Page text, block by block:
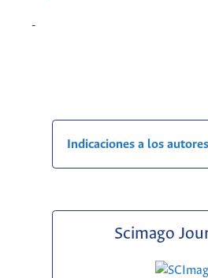
-
Indicaciones a los
Scimago